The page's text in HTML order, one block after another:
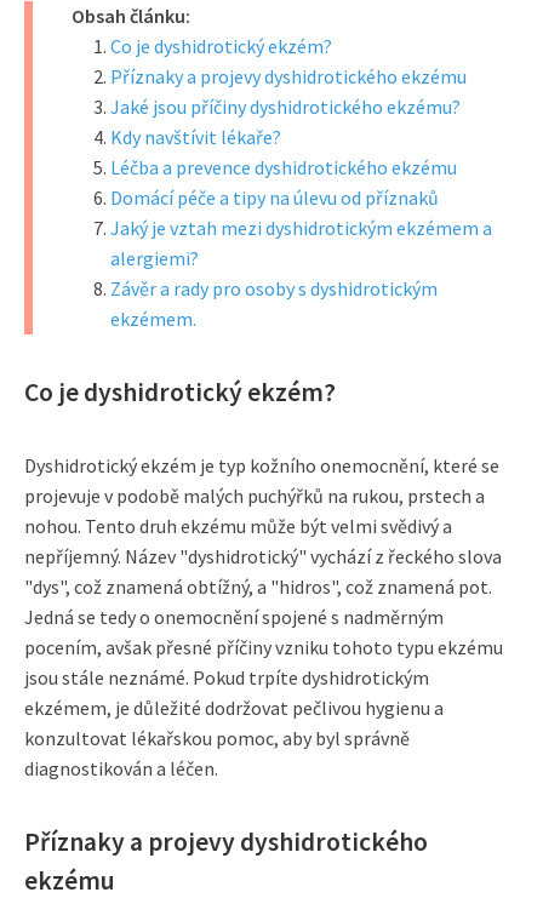
Obsah článku:
Co je dyshidrotický ekzém?
Příznaky a projevy dyshidrotického ekzému
Jaké jsou příčiny dyshidrotického ekzému?
Kdy navštívit lékaře?
Léčba a prevence dyshidrotického ekzému
Domácí péče a tipy na úlevu od příznaků
Jaký je vztah mezi dyshidrotickým ekzémem a
alergiemi?
Závěr a rady pro osoby s dyshidrotickým
ekzémem.
Co je dyshidrotický ekzém?
Dyshidrotický ekzém je typ kožního onemocnění, které se
projevuje v podobě malých puchýřků na rukou, prstech a
nohou. Tento druh ekzému může být velmi svědivý a
nepříjemný. Název "dyshidrotický" vychází z řeckého slova
"dys", což znamená obtížný, a "hidros", což znamená pot.
Jedná se tedy o onemocnění spojené s nadměrným
pocením, avšak přesné příčiny vzniku tohoto typu ekzému
jsou stále neznámé. Pokud trpíte dyshidrotickým
ekzémem, je důležité dodržovat pečlivou hygienu a
konzultovat lékařskou pomoc, aby byl správně
diagnostikován a léčen.
Příznaky a projevy dyshidrotického
ekzému